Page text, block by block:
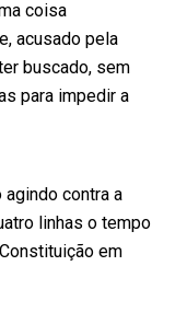
coisa
acusado pela
buscado, sem
para impedir a
agindo contra a
linhas o tempo
em